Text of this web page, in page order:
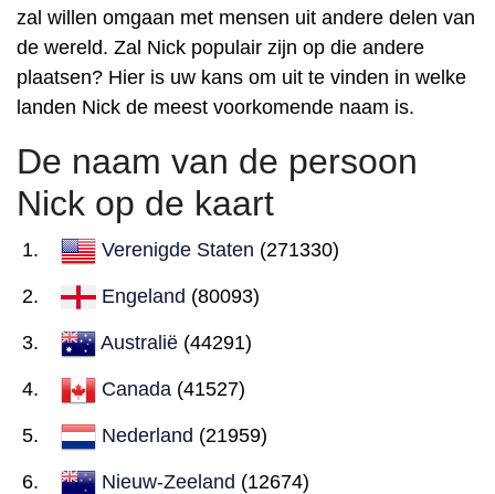
zal willen omgaan met mensen uit andere delen van
de wereld. Zal Nick populair zijn op die andere
plaatsen? Hier is uw kans om uit te vinden in welke
landen Nick de meest voorkomende naam is.
De naam van de persoon
Nick op de kaart
Verenigde Staten (271330)
Engeland (80093)
Australië (44291)
Canada (41527)
Nederland (21959)
Nieuw-Zeeland (12674)